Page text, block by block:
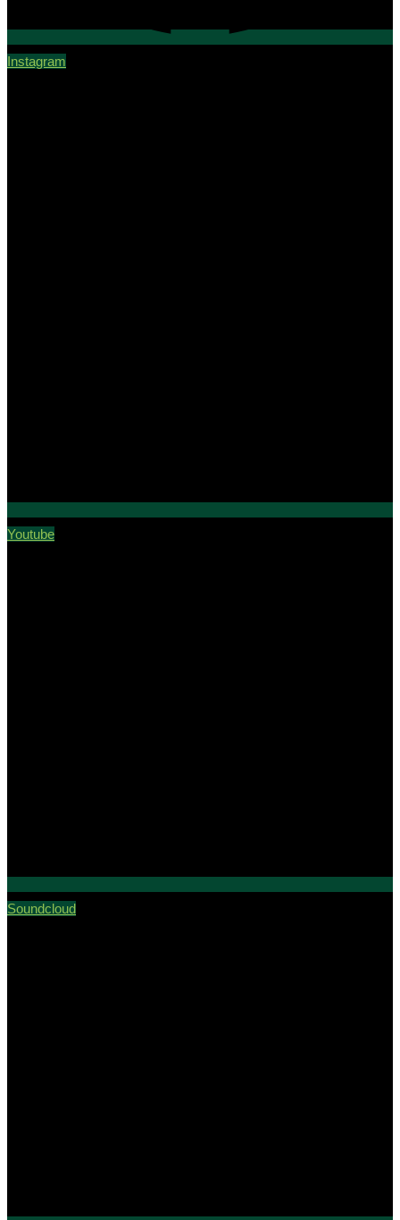
Instagram
Youtube
Soundcloud